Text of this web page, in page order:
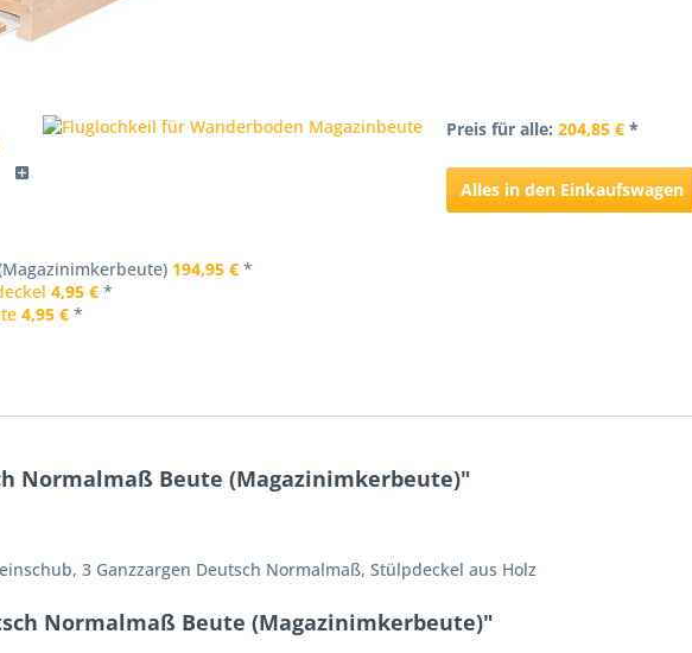
Preis für alle: 204,85 €*
Alles in den Einkaufswagen
194,95 € *
4,95 € *
4,95 € *
Normalmaß Beute (Magazinimkerbeute)"
3 Ganzzargen Deutsch Normalmaß, Stülpdeckel aus Holz
Normalmaß Beute (Magazinimkerbeute)"